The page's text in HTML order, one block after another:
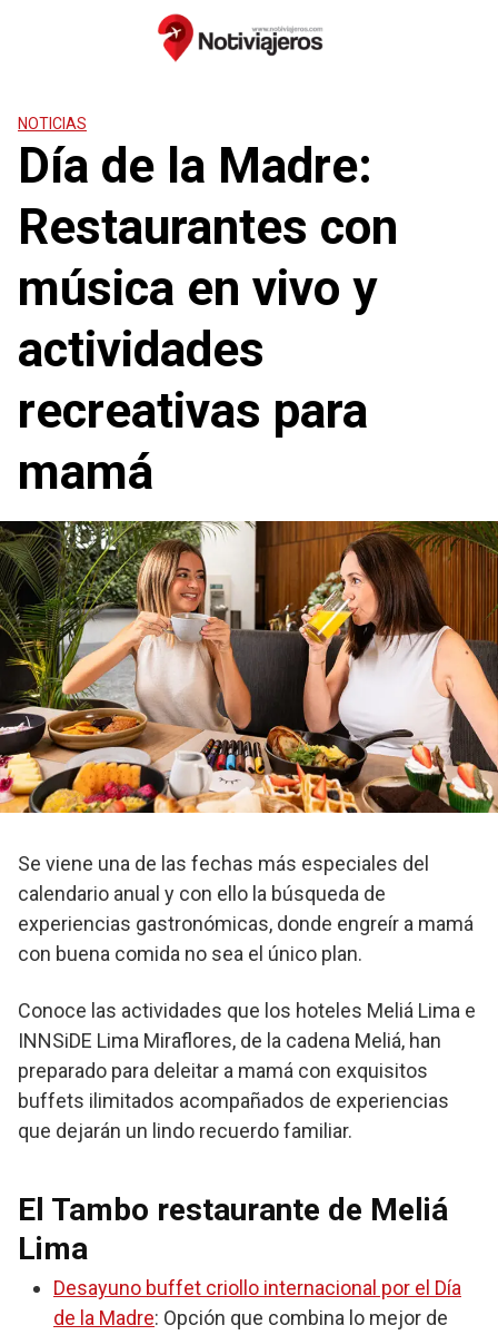
NOTICIAS
Día de la Madre:
Restaurantes con
música en vivo y
actividades
recreativas para
mamá
Se viene una de las fechas más especiales del
calendario anual y con ello la búsqueda de
experiencias gastronómicas, donde engreír a mamá
con buena comida no sea el único plan.
Conoce las actividades que los hoteles Meliá Lima e
INNSiDE Lima Miraflores, de la cadena Meliá, han
preparado para deleitar a mamá con exquisitos
buffets ilimitados acompañados de experiencias
que dejarán un lindo recuerdo familiar.
El Tambo restaurante de Meliá
Lima
Desayuno buffet criollo internacional por el Día
de la Madre: Opción que combina lo mejor de